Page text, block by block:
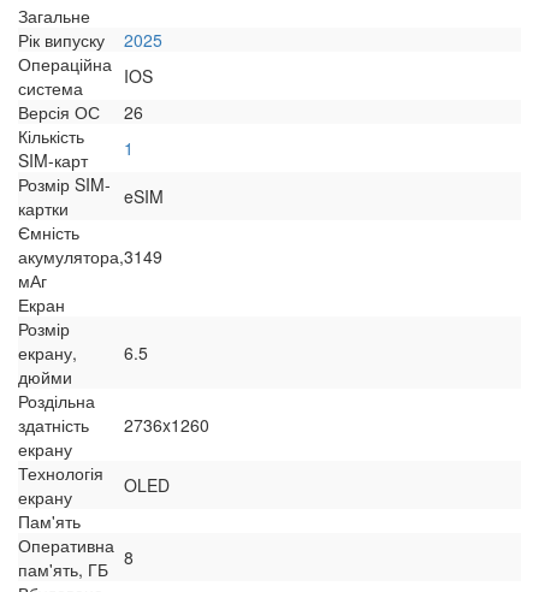
Загальне
Рік випуску
2025
Операційна
система
IOS
Версія ОС
26
Кількість
SIM-карт
1
Розмір SIM-
картки
eSIM
Ємність
акумулятора,
мАг
3149
Екран
Розмір
екрану,
дюйми
6.5
Роздільна
здатність
екрану
2736x1260
Технологія
екрану
OLED
Пам'ять
Оперативна
пам'ять, ГБ
8